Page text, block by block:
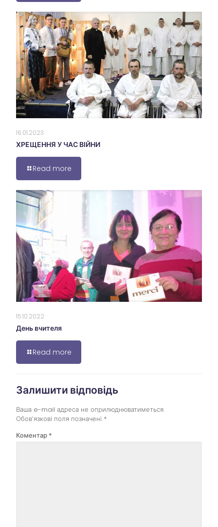
16.01.2023
ХРЕЩЕННЯ У ЧАС ВІЙНИ
Read more
15.10.2022
День вчителя
Read more
Залишити відповідь
Ваша e-mail адреса не оприлюднюватиметься.
Обов’язкові поля позначені *
Коментар *